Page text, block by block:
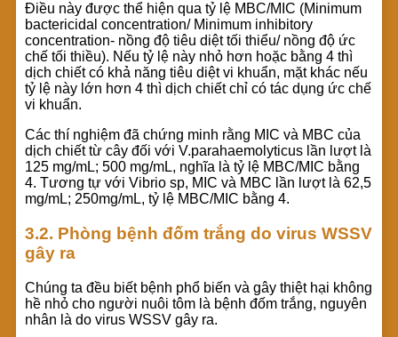
Điều này được thể hiện qua tỷ lệ MBC/MIC (Minimum
bactericidal concentration/ Minimum inhibitory
concentration- nồng độ tiêu diệt tối thiểu/ nồng độ ức
chế tối thiều). Nếu tỷ lệ này nhỏ hơn hoặc bằng 4 thì
dịch chiết có khả năng tiêu diệt vi khuẩn, mặt khác nếu
tỷ lệ này lớn hơn 4 thì dịch chiết chỉ có tác dụng ức chế
vi khuẩn.
Các thí nghiệm đã chứng minh rằng MIC và MBC của
dịch chiết từ cây đối với V.parahaemolyticus lần lượt là
125 mg/mL; 500 mg/mL, nghĩa là tỷ lệ MBC/MIC bằng
4. Tương tự với Vibrio sp, MIC và MBC lần lượt là 62,5
mg/mL; 250mg/mL, tỷ lệ MBC/MIC bằng 4.
3.2. Phòng bệnh đốm trắng do virus WSSV
gây ra
Chúng ta đều biết bệnh phổ biến và gây thiệt hại không
hề nhỏ cho người nuôi tôm là bệnh đốm trắng, nguyên
nhân là do virus WSSV gây ra.